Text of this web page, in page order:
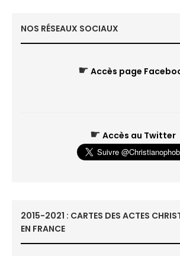
NOS RÉSEAUX SOCIAUX
☛ Accès page
☛ Accès au Twitter
2015-2021 : CARTES DES ACTES
EN FRANCE